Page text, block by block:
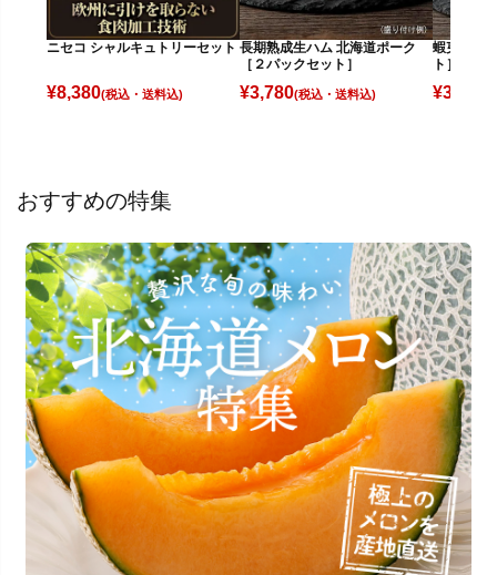
ニセコ シャルキュトリーセット
¥8,380(税込)
長期熟成生ハム 北海道ポーク
［２パックセット］
¥3,780(税込)
蝦夷鹿の
ト］
¥3,280
おすすめの特集